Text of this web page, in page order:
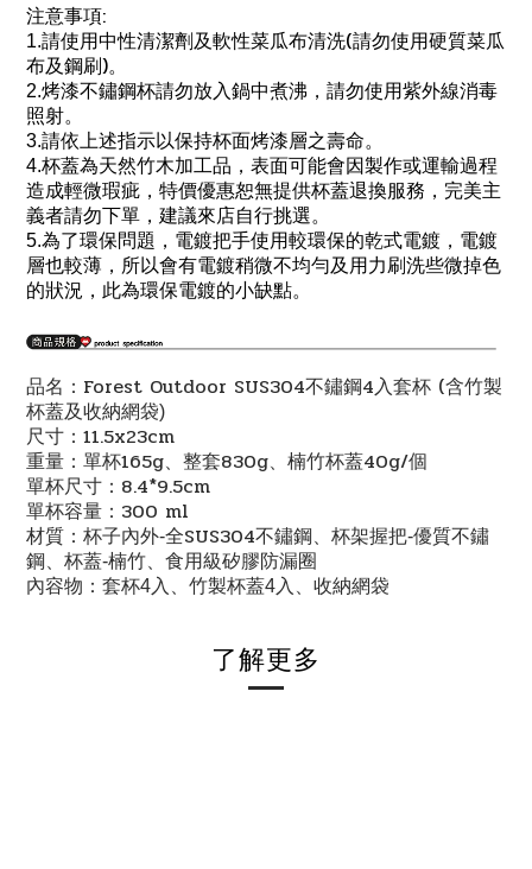
注意事項:
1.請使用中性清潔劑及軟性菜瓜布清洗(請勿使用硬質菜瓜
布及鋼刷)。
2.烤漆不鏽鋼杯請勿放入鍋中煮沸，請勿使用紫外線消毒
照射。
3.請依上述指示以保持杯面烤漆層之壽命。
4.杯蓋為天然竹木加工品， 表面可能會因製作或運輸過程
造成輕微瑕疵， 特價優惠恕無提供杯蓋退換服務， 完美主
義者請勿下單， 建議來店自行挑選。
5.為了環保問題，電鍍把手使用較環保的乾式電鍍，電鍍
層也較薄，所以會有電鍍稍微不均勻及用力刷洗些微掉色
的狀況，此為環保電鍍的小缺點。
品名： Forest Outdoor SUS304不鏽鋼4 入套杯 (含竹製
杯蓋及收納網袋)
尺寸： 11.5x23cm
重量：單杯165g 、整套830g 、楠竹杯蓋40g/個
單杯尺寸： 8.4*9.5cm
單杯容量： 300 ml
材質：杯子內外-全SUS304不鏽鋼、杯架握把-優質不鏽
鋼、杯蓋-楠竹、食用級矽膠防漏圈
內容物：套杯4入、竹製杯蓋4入、收納網袋
了解更多